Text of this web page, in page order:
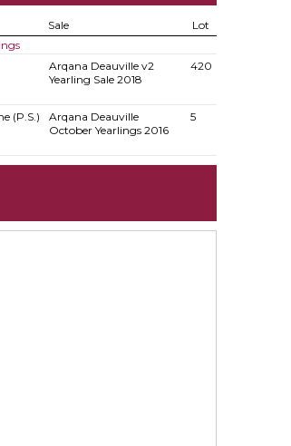
Sale
Lot
Arqana Deauville v2
Yearling Sale 2018
420
(P.S.)
Arqana Deauville
October Yearlings 2016
5